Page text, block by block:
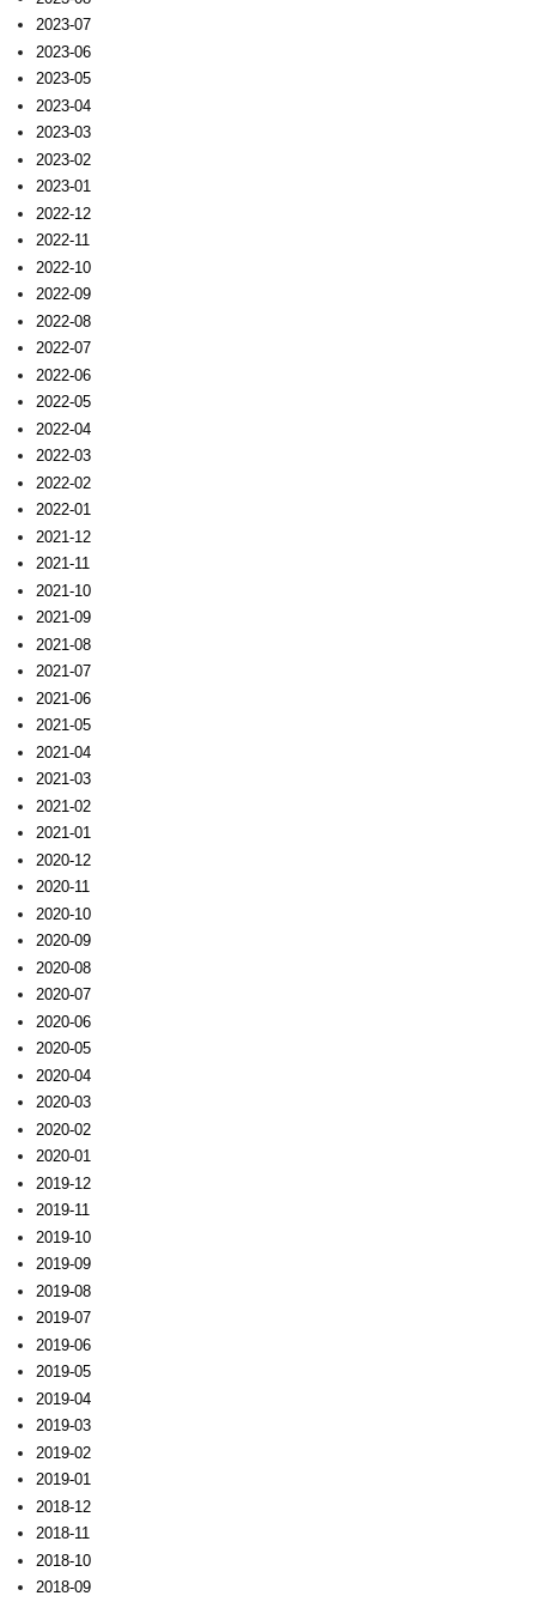
2023-07
2023-06
2023-05
2023-04
2023-03
2023-02
2023-01
2022-12
2022-11
2022-10
2022-09
2022-08
2022-07
2022-06
2022-05
2022-04
2022-03
2022-02
2022-01
2021-12
2021-11
2021-10
2021-09
2021-08
2021-07
2021-06
2021-05
2021-04
2021-03
2021-02
2021-01
2020-12
2020-11
2020-10
2020-09
2020-08
2020-07
2020-06
2020-05
2020-04
2020-03
2020-02
2020-01
2019-12
2019-11
2019-10
2019-09
2019-08
2019-07
2019-06
2019-05
2019-04
2019-03
2019-02
2019-01
2018-12
2018-11
2018-10
2018-09